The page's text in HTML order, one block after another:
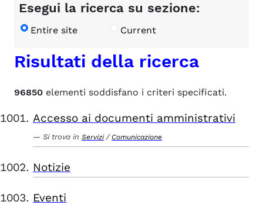
Esegui la ricerca su sezione:
Entire site Current
Risultati della ricerca
96850 elementi soddisfano i criteri specificati.
Accesso ai documenti amministrativi
Si trova in Servizi / Comunicazione
Notizie
Eventi